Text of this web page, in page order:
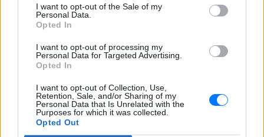
I want to opt-out of the Sale of my
Personal Data.
Opted In
I want to opt-out of processing my
Personal Data for Targeted Advertising.
Opted In
I want to opt-out of Collection, Use,
Retention, Sale, and/or Sharing of my
Personal Data that Is Unrelated with the
Purposes for which it was collected.
Opted Out